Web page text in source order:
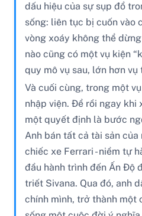
dấu hiệu của sự sụp đổ
sống: liên tục bị cuốn vào
vòng xoáy không thể
nào cũng có một vụ kiện
quy mô vụ sau, lớn hơn vụ
Và cuối cùng, trong một
nhập viện. Để rồi ngay khi
một quyết định là bước
Anh bán tất cả tài sản
chiếc xe Ferrari - niềm tự
đầu hành trình đến Ấn Độ
triết Sivana. Qua đó, anh
chính mình, trở thành một